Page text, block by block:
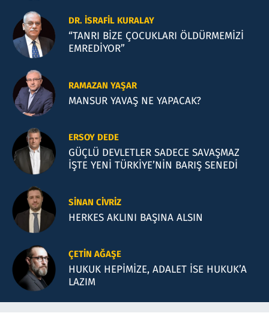
DR. İSRAFIL KURALAY
“TANRI BİZE ÇOCUKLARI ÖLDÜRMEMİZİ
EMREDİYOR”
RAMAZAN YAŞAR
MANSUR YAVAŞ NE YAPACAK?
ERSOY DEDE
GÜÇLÜ DEVLETLER SADECE SAVAŞMAZ
İŞTE YENİ TÜRKİYE’NİN BARIŞ SENEDİ
SINAN CIVRIZ
HERKES AKLINI BAŞINA ALSIN
ÇETIN AĞAŞE
HUKUK HEPİMİZE, ADALET İSE HUKUK’A
LAZIM